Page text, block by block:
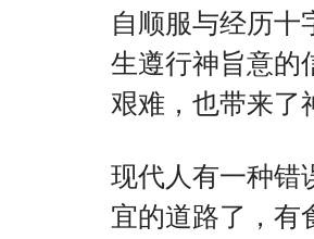
自顺服与经历十
生遵行神旨意的
艰难，也带来了
现代人有一种错
宜的道路了，有